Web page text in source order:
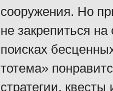
сооружения. Но
не закрепиться
поисках
тотема»
стратегии,